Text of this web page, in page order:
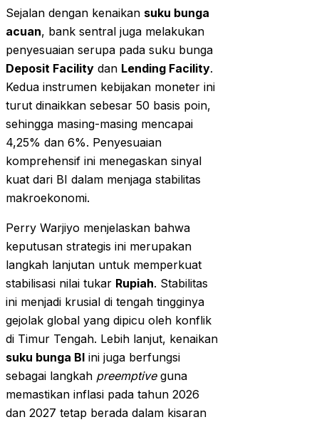
Sejalan dengan kenaikan suku bunga
acuan, bank sentral juga melakukan
penyesuaian serupa pada suku bunga
Deposit Facility dan Lending Facility.
Kedua instrumen kebijakan moneter ini
turut dinaikkan sebesar 50 basis poin,
sehingga masing-masing mencapai
4,25% dan 6%. Penyesuaian
komprehensif ini menegaskan sinyal
kuat dari BI dalam menjaga stabilitas
makroekonomi.
Perry Warjiyo menjelaskan bahwa
keputusan strategis ini merupakan
langkah lanjutan untuk memperkuat
stabilisasi nilai tukar Rupiah. Stabilitas
ini menjadi krusial di tengah tingginya
gejolak global yang dipicu oleh konflik
di Timur Tengah. Lebih lanjut, kenaikan
suku bunga BI ini juga berfungsi
sebagai langkah preemptiveguna
memastikan inflasi pada tahun 2026
dan 2027 tetap berada dalam kisaran